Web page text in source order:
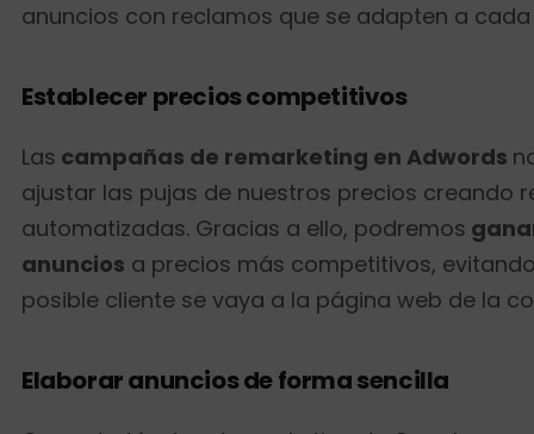
anuncios con reclamos que se adapten a
Establecer precios competitivos
Las campañas de remarketing en Adwords
ajustar las pujas de nuestros precios creando
automatizadas. Gracias a ello, podremos
anuncios a precios más competitivos,
posible cliente se vaya a la página web de la
Elaborar anuncios de forma sencilla